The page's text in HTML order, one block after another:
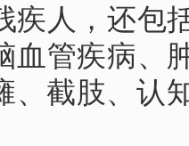
疾人，还包
血管疾病、
、截肢、认